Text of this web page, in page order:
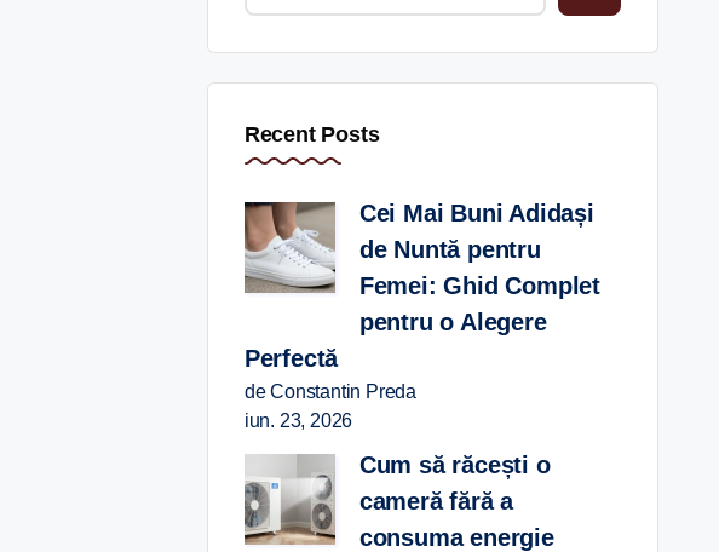
Recent Posts
Cei Mai Buni Adidași
de Nuntă pentru
Femei: Ghid Complet
pentru o Alegere
Perfectă
de Constantin Preda
iun. 23, 2026
Cum să răcești o
cameră fără a
consuma energie